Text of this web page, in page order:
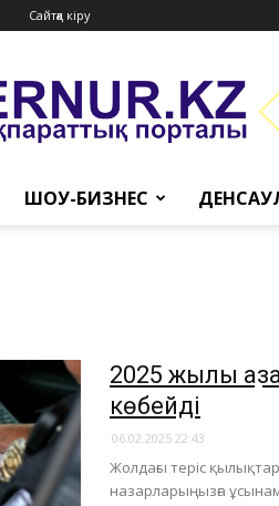
Сайтқа кіру
ШОУ-БИЗНЕС
2025 жылы
көбейді
06.02.2025 22:43
Жолдағы теріс
назарларыңызға